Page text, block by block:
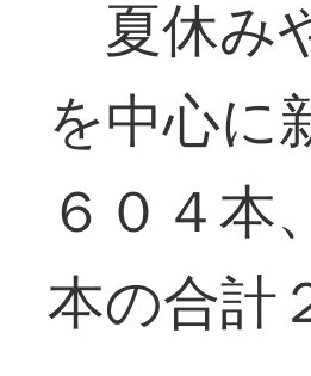
夏休み
を中心に
６０４本
本の合計